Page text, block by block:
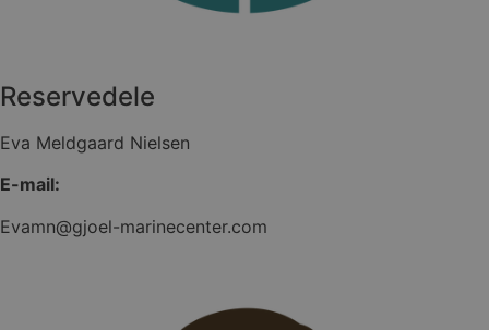
Reservedele
Eva Meldgaard Nielsen
E-mail:
Evamn@gjoel-marinecenter.com